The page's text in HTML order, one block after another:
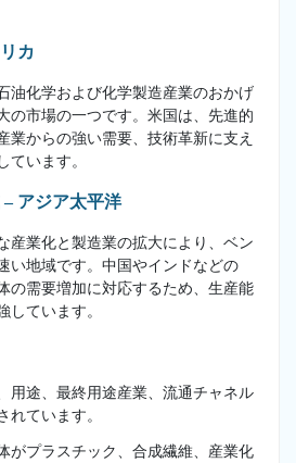
カ
油化学および化学製造産業のおかげ
の市場の一つです。米国は、先進的
業からの強い需要、技術革新に支え
ています。
アジア太平洋
産業化と製造業の拡大により、ベン
い地域です。中国やインドなどの
の需要増加に対応するため、生産能
しています。
用途、最終用途産業、流通チャネル
れています。
がプラスチック、合成繊維、産業化